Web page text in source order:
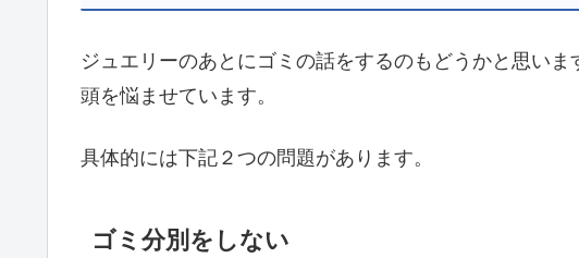
ジュエリーのあとにゴミの話をするのもどうかと思い
頭を悩ませています。
具体的には下記２つの問題があります。
ゴミ分別をしない